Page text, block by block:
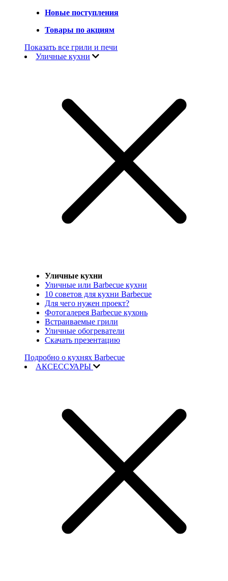
Новые поступления
Товары по акциям
Показать все грили и печи
Уличные кухни
Уличные кухни
Уличные или Barbecue кухни
10 советов для кухни Barbecue
Для чего нужен проект?
Фотогалерея Barbecue кухонь
Встраиваемые грили
Уличные обогреватели
Скачать презентацию
Подробно о кухнях Barbecue
АКСЕССУАРЫ